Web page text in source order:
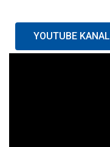
YOUTUBE KANAL